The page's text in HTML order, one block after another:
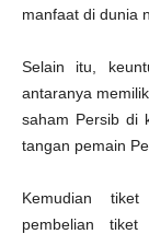
manfaat di dunia
Selain itu,
antaranya
saham Persib di
tangan pemain
Kemudian
pembelian